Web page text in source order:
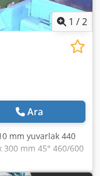
1 /2
Ara
mm yuvarlak 440
mm 45° 460/600
590/750 260 mm
yaklaşık 7500